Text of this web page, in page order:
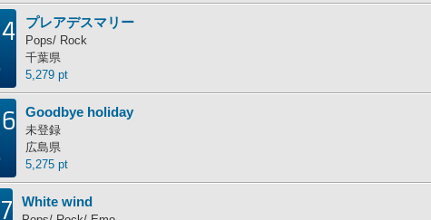
プレアデスマリー
Pops/ Rock
千葉県
5,279 pt
Goodbye holiday
未登録
広島県
5,275 pt
White wind